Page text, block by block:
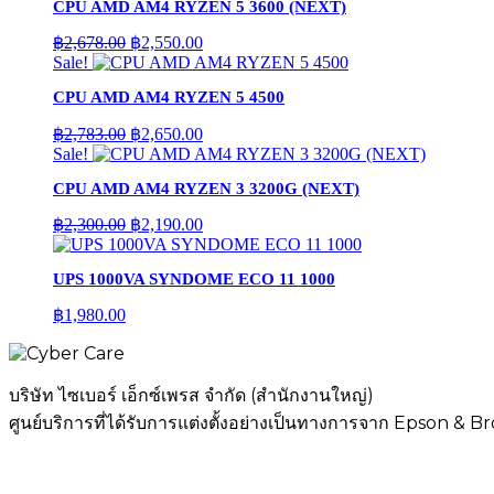
CPU AMD AM4 RYZEN 5 3600 (NEXT)
฿2,678.00 Original
price
฿2,678.00.
฿2,550.00Current
price
฿2,550.00.
Sale!
CPU AMD AM4 RYZEN 5 4500
฿2,783.00 Original
price
฿2,783.00.
฿2,650.00Current
price
฿2,650.00.
Sale!
CPU AMD AM4 RYZEN 3 3200G (NEXT)
฿2,300.00 Original
price
฿2,300.00.
฿2,190.00Current
price
฿2,190.00.
UPS 1000VA SYNDOME ECO 11 1000
฿1,980.00
บริษัท ไซเบอร์ เอ็กซ์เพรส จำกัด (สำนักงานใหญ่)
ศูนย์บริการที่ได้รับการแต่งตั้งอย่างเป็นทางการจาก Epson &